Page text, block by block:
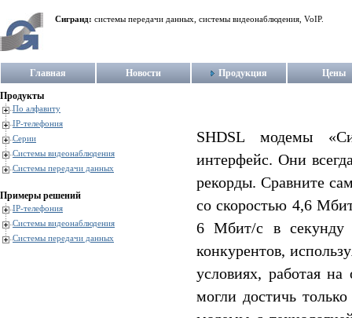
Сигранд: системы передачи данных, системы видеонаблюдения, VoIP.
Главная Новости Продукция Цены
Продукты
По алфавиту
IP-телефония
Серии
Системы видеонаблюдения
Системы передачи данных
Примеры решений
IP-телефония
Системы видеонаблюдения
Системы передачи данных
SHDSL модемы
интерфейс. Они
рекорды. Сравните
со скоростью 4,6
6 Мбит/c в
конкурентов,
условиях, работая
могли достичь